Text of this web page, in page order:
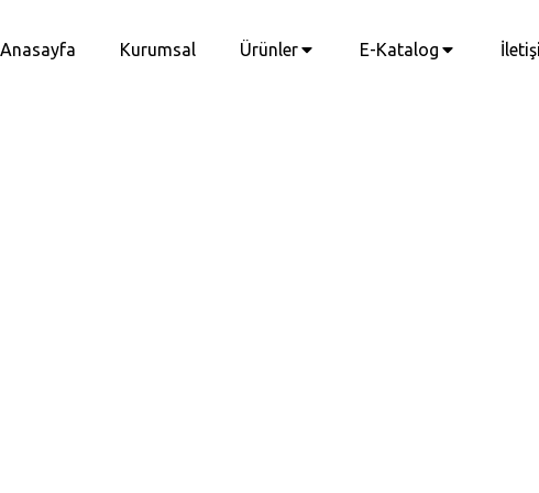
Anasayfa Kurumsal Ürünler E-Katalog